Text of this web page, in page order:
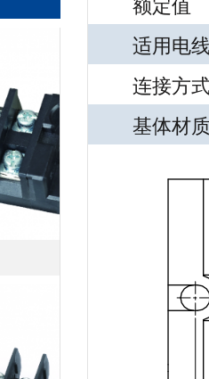
适用电
连接方
基体材